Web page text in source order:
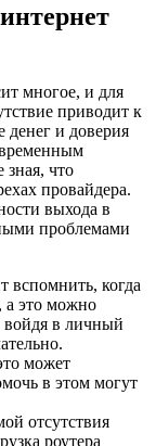
многое, и для
приводит к
денег и доверия
что
провайдера.
выхода в
проблемами
вспомнить, когда
а это можно
в личный
может
в этом могут
отсутствия
роутера